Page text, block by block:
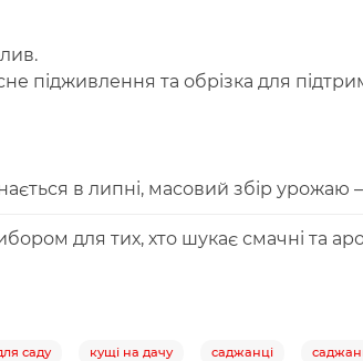
підживлення та обрізка для
в липні, масовий збір урожаю –
для тих, хто шукає смачні та
саду кущі на дачу саджанці